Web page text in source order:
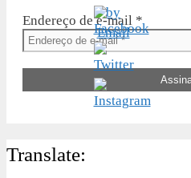
Endereço de e-mail *
Translate: